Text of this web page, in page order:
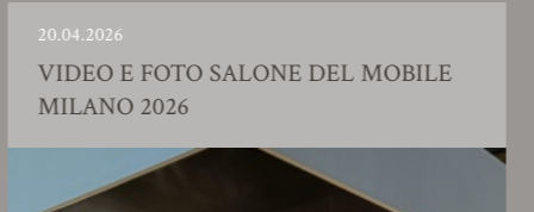
E FOTO SALONE DEL MOBILE
2026